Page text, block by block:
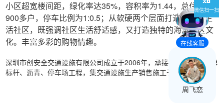
小区超宽楼间距，绿化率达35%，容积率为1.44，总住户为
900多户，停车比例为1:0.5；从软硬两个层面打造现代化生
活社区，既强调社区生活舒适感，又打造独特的海滨社区文
化。丰富多彩的购物情趣。
深圳市创安全交通设施有限公司成立于2006年，承接交通标线、标牌
标杆、沥青、停车场工程，集交通设施生产销售施工于一体。
微信扫一扫
在线客服
周飞恋